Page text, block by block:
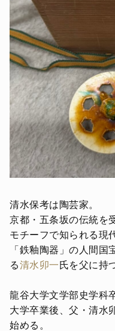
清水保考は陶芸家。
京都・五条坂の伝統を
モチーフで知られる現
「鉄釉陶器」の人間国
る清水卯一 氏を父に持
龍谷大学文学部史学科
大学卒業後、父・清水
始める。